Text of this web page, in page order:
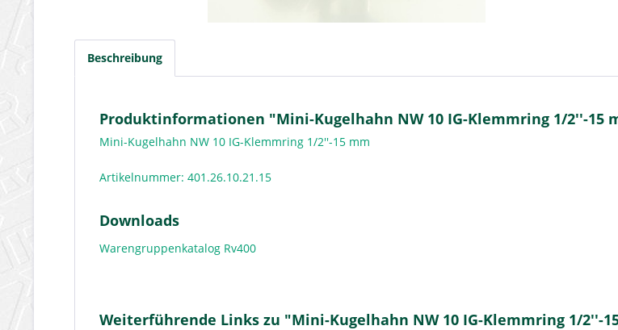
Beschreibung
Produktinformationen "Mini-Kugelhahn NW 10 IG-Klemmring 1/2''-15
Mini-Kugelhahn NW 10 IG-Klemmring 1/2''-15 mm
Artikelnummer: 401.26.10.21.15
Downloads
Warengruppenkatalog Rv400
Weiterführende Links zu "Mini-Kugelhahn NW 10 IG-Klemmring 1/2''-